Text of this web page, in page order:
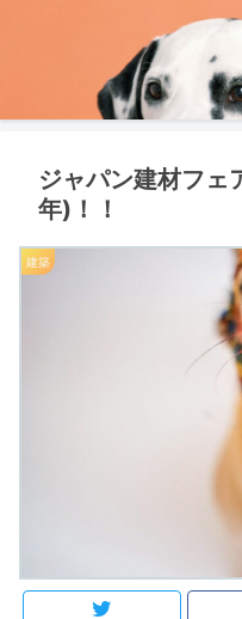
ジャパン建材フ
年)！！
建築